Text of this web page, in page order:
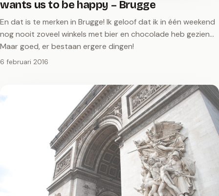
wants us to be happy – Brugge
En dat is te merken in Brugge! Ik geloof dat ik in één weekend
nog nooit zoveel winkels met bier en chocolade heb gezien...
Maar goed, er bestaan ergere dingen!
6 februari 2016